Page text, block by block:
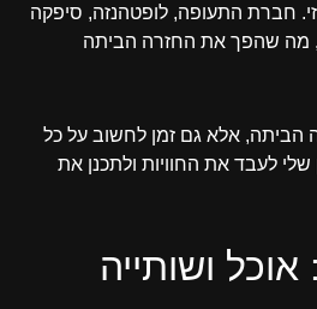
חברת התעופה, לופטהנזה, סיפקה
מה שהפך את החזרה הביתה
הביתה, אלא גם זמן לחשוב על כל
לעבד את החוויות ולתכנן את
ושותייה